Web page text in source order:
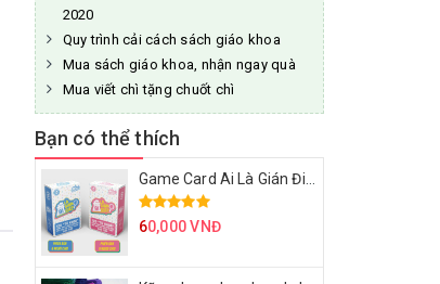
2020
Quy trình cải cách sách giáo khoa
Mua sách giáo khoa, nhận ngay quà
Mua viết chì tặng chuốt chì
Bạn có thể thích
60,000 VNĐ